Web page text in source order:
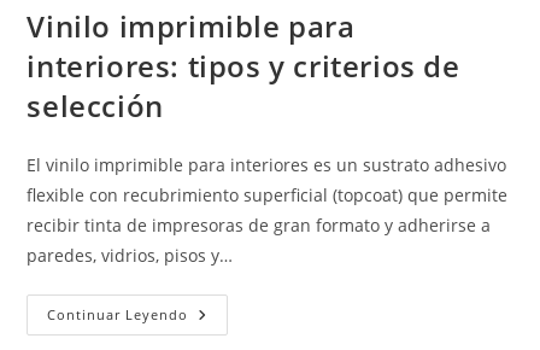
Vinilo imprimible para
interiores: tipos y criterios de
selección
El vinilo imprimible para interiores es un sustrato adhesivo
flexible con recubrimiento superficial (topcoat) que permite
recibir tinta de impresoras de gran formato y adherirse a
paredes, vidrios, pisos y…
Continuar Leyendo Vinilo
Imprimible